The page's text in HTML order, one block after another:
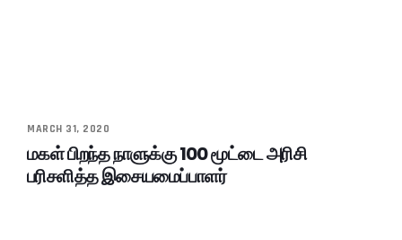
MARCH 31, 2020
மகள் பிறந்த நாளுக்கு 100 மூட்டை அரிசி
பரிசளித்த இசையமைப்பாளர்